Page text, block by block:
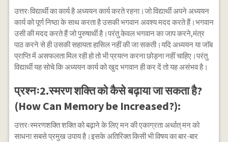
उत्तरःविद्यार्थी का कार्य है अध्ययन कार्य करते रहना।जो विद्यार्थी अपने अध्ययन
कार्य को पूर्ण निष्ठा के साथ करता है उसकी भगवान अवश्य मदद करते हैं।भगवान
उसी की मदद करते हैं जो पुरुषार्थी है।परंतु केवल भगवान का जाप करने,मंत्र
पाठ करने से ही उसकी सहायता हासिल नहीं की जा सकती।यदि अध्ययन या जाॅब
प्राप्ति में असफलता मिल रही हो तो भी प्रयत्न करना छोड़ना नहीं चाहिए।परंतु
विद्यार्थी यह सोचे कि अध्ययन कार्य को खुद भगवान ही कर दें तो यह असंभव है।
प्रश्नः2.स्मरण शक्ति को कैसे बढ़ाया जा सकता है?
(How Can Memory be Increased?):
उत्तरःस्मरणशक्ति शक्ति को बढ़ाने के लिए मन की एकाग्रता अर्थात् मन को
साधना सबसे प्रमुख उपाय है।इसके अतिरिक्त किसी भी विषय का बार-बार